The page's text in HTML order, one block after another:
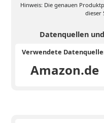
Hinweis: Die genauen
dieser
Datenquellen
Verwendete
Amazon.de